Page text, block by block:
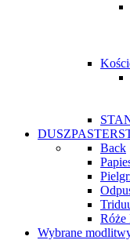
Back
Róże
Wybrane